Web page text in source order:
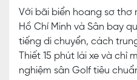
Với bãi biển hoang sơ
Hồ Chí Minh và Sân bay
tiếng di chuyển, cách
Thiết 15 phút lái xe và
nghiệm sân Golf tiêu